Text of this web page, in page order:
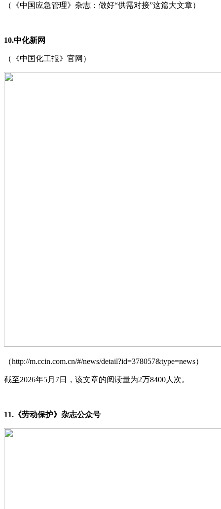
（《中国应急管理》杂志：做好“供需对接”这篇大文章）
10.中化新网
（《中国化工报》官网）
（http://m.ccin.com.cn/#/news/detail?id=378057&type=news）
截至2026年5月7日，该文章的阅读量为2万8400人次。
11.《劳动保护》杂志公众号